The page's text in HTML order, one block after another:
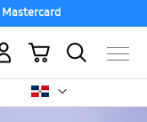
Mi carrito